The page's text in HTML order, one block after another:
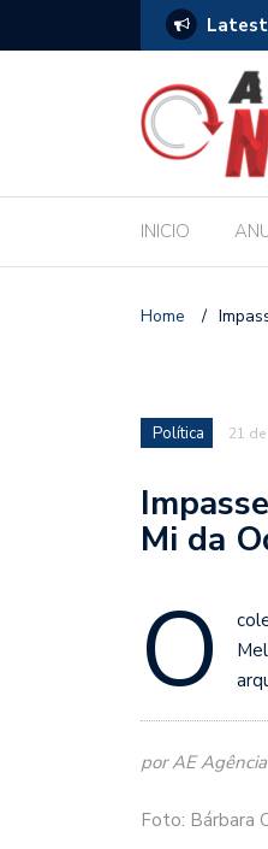
escolares e sanciona jornada
INICIO
Home /
Política 21
Mi da
O
por AE
Foto: Bárbara